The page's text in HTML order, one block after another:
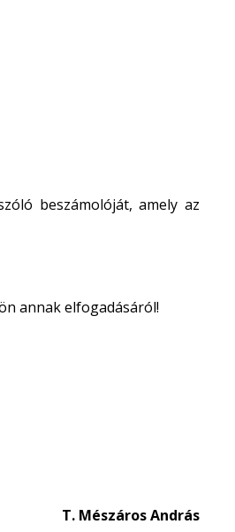
beszámolóját, amely az
annak elfogadásáról!
T. Mészáros András